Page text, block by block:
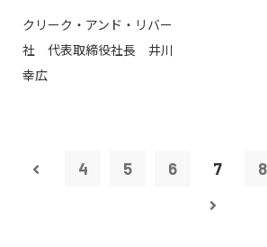
クリーク・アンド・リバー
社 代表取締役社長 井川
幸広
4 5 6 7 8